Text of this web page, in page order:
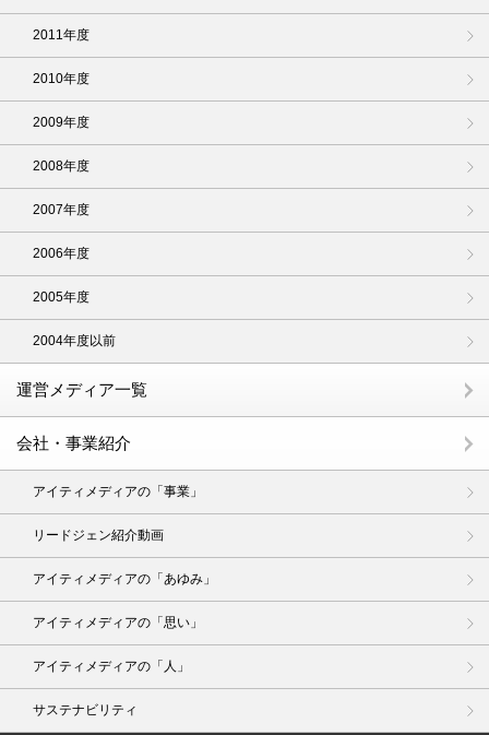
2011年度
2010年度
2009年度
2008年度
2007年度
2006年度
2005年度
2004年度以前
運営メディア一覧
会社・事業紹介
アイティメディアの「事業」
リードジェン紹介動画
アイティメディアの「あゆみ」
アイティメディアの「思い」
アイティメディアの「人」
サステナビリティ